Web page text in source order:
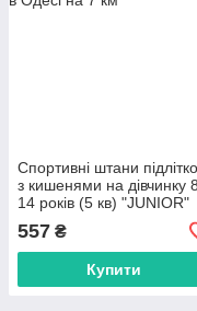
Спортивні штани
з кишенями на дівчинку
14 років (5 кв) "JUNIOR"
гуртом в Одесі на 7 км
557 ₴
Купити